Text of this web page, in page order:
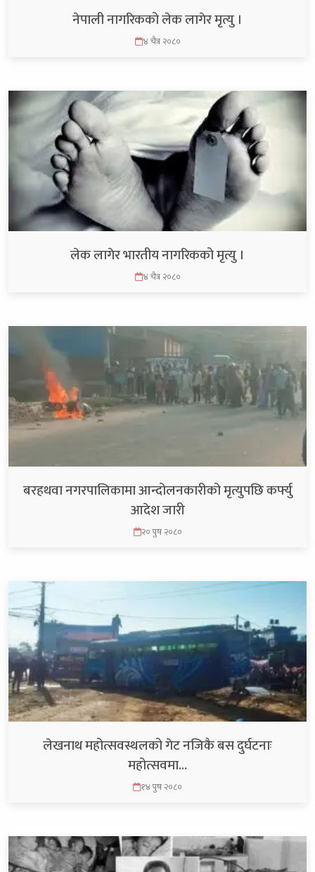
नेपाली नागरिकको लेक लागेर मृत्यु ।
४ चैत्र २०८०
लेक लागेर भारतीय नागरिकको मृत्यु ।
४ चैत्र २०८०
बरहथवा नगरपालिकामा आन्दोलनकारीको मृत्युपछि कर्फ्यु
आदेश जारी
२० पुष २०८०
लेखनाथ महोत्सवस्थलको गेट नजिकै बस दुर्घटनाः
महोत्सवमा…
१४ पुष २०८०